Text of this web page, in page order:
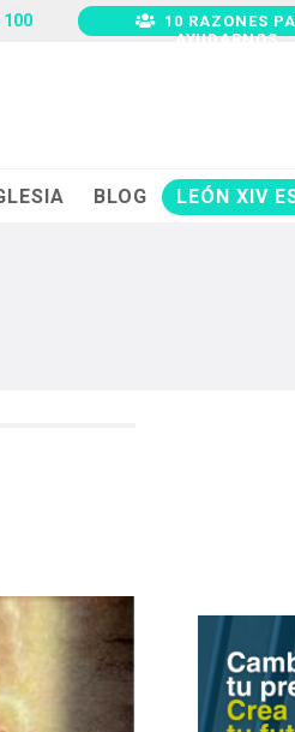
100
10 RAZONES
AYUDARNOS
BLOG LEÓN XIV